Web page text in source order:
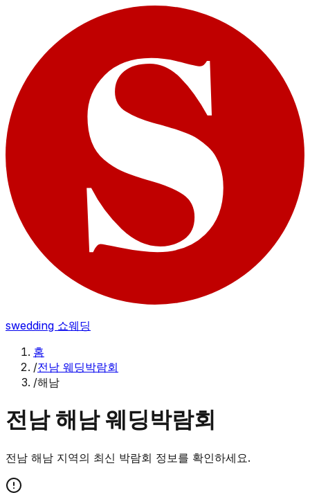
swedding 쇼웨딩
홈
/전남 웨딩박람회
/해남
전남 해남웨딩박람회
전남 해남 지역의 최신 박람회 정보를 확인하세요.